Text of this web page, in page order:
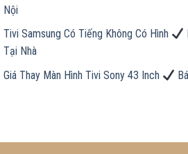
Nội
Tivi Samsung Có Tiếng Không Có Hình
Tại Nhà
Giá Thay Màn Hình Tivi Sony 43 Inch